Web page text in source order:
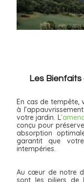
Les
En cas de tempête,
à
votre jardin. L‘
conçu pour
absorption
garantit que
intempéries.
Au cœur de notre
sont les piliers de